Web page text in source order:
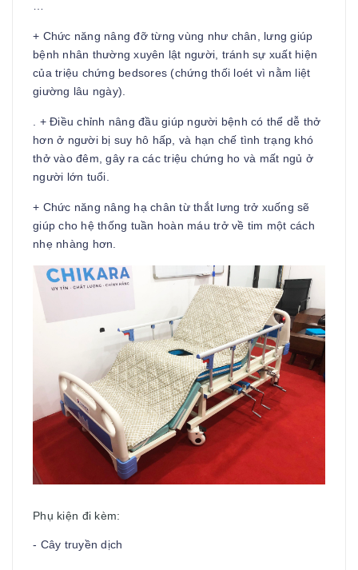
+ Chức năng nâng đỡ từng vùng như chân, lưng giúp
bệnh nhân thường xuyên lật người, tránh sự xuất hiện
của triệu chứng bedsores (chứng thối loét vì nằm liệt
giường lâu ngày).
. + Điều chỉnh nâng đầu giúp người bệnh có thể dễ thở
hơn ở người bị suy hô hấp, và hạn chế tình trạng khó
thở vào đêm, gây ra các triệu chứng ho và mất ngủ ở
người lớn tuổi.
+ Chức năng nâng hạ chân từ thắt lưng trở xuống sẽ
giúp cho hệ thống tuần hoàn máu trở về tim một cách
nhẹ nhàng hơn.
Phụ kiện đi kèm:
- Cây truyền dịch